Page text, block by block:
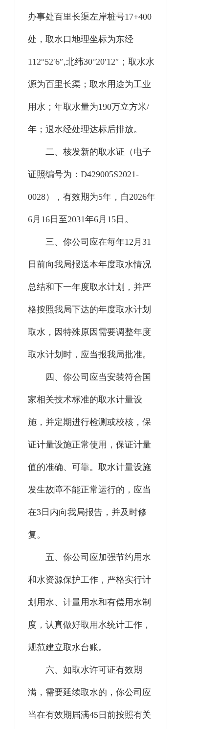
办事处百里长渠左岸桩号17+400
处 ， 取水口地理坐标为东经
112°52′6″,北纬30°20′12″ ； 取水水
源为百里长渠 ；取水用途为工业
用水；年取水量为190万立方米/
年 ； 退水经处理达标后排放。
二、核发新的取水证（电子
证照编号为 ： D429005S2021-
0028），有效期为5年，自2026年
6月 16 日至2031年6月 15 日。
三、你公司 应在每年12 月 31
日前向我局报送本年度取水情况
总结和下一年度取水计划，并严
格按照我局下达的年度取水计划
取水，因特殊原因需要调整年度
取水计划时，应当报我局批准。
四 、你公司 应当安装符合国
家相关技术标准的取水计量设
施，并定期进行检测或校核，保
证计量设施正常使用，保证计量
值的准确、可靠。取水计量设施
发生故障不能正常运行的，应当
在3 日内向我局报告，并及时修
复。
五、你公司 应加强节约用水
和水资源保护工作，严格实行计
划用水、计量用水和有偿用水制
度，认真做好取用水统计工作，
规范建立取水台账。
六、 如取水许可证有效期
满，需要延续取水的，你公司 应
当在有效期届满45 日前按照有关